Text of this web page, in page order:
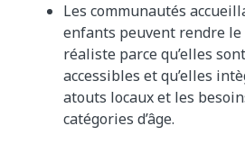
Les communautés
enfants peuvent rendre
réaliste parce qu’elles
accessibles et qu’elles
atouts locaux et les
catégories d’âge.